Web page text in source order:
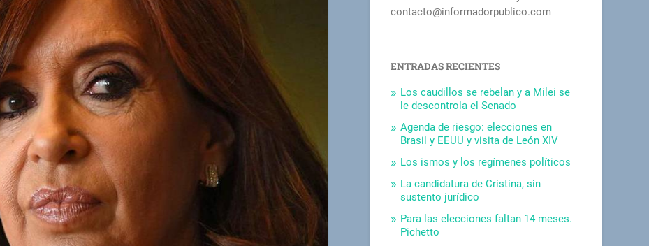
contacto@informadorpublico.com
ENTRADAS RECIENTES
Los caudillos se rebelan y a Milei se
le descontrola el Senado
Agenda de riesgo: elecciones en
Brasil y EEUU y visita de León XIV
Los ismos y los regímenes políticos
La candidatura de Cristina, sin
sustento jurídico
Para las elecciones faltan 14 meses.
Pichetto